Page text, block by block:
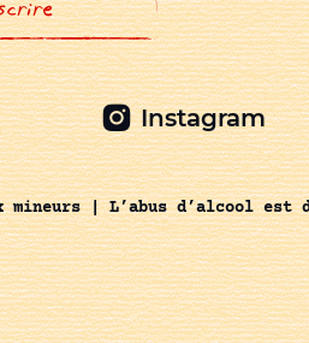
Instagram
| L’abus d’alcool est